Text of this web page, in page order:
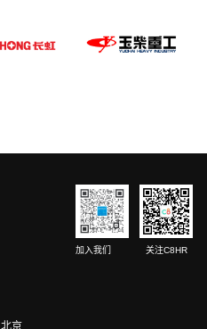
加入我们 关注C8HR
北京